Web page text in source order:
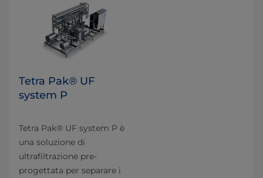
Tetra Pak® UF
system P
Tetra Pak® UF system P è
una soluzione di
ultrafiltrazione pre-
progettata per separare i